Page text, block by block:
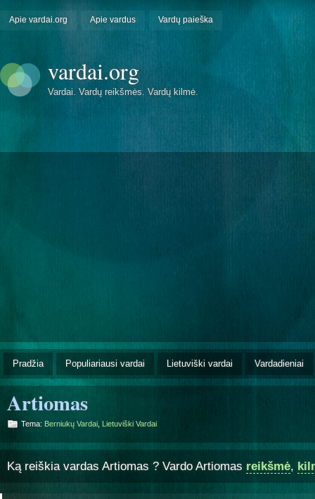
Apie vardai.org Apie vardus Vardų paieška
vardai.org
Vardai. Vardų reikšmės. Vardų kilmė.
Pradžia Populiariausi vardai Lietuviški vardai Vardadieniai
Artiomas
Tema: Berniukų Vardai Lietuviški Vardai
Ką reiškia vardas Artiomas ? Vardo Artiomas reikšmė,